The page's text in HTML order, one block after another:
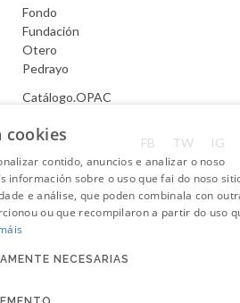
Fondo
Fundación
Otero
Pedrayo
Catálogo.OPAC
FB TW IG
cookies
contido, anuncios e analizar o noso
información sobre o uso que fai do noso
e análise, que poden combinala con
ou que recompilaron a partir do uso
NECESARIAS